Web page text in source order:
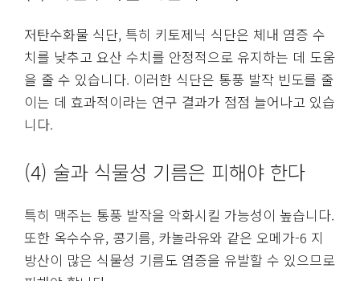
저탄수화물 식단, 특히 키토제닉 식단은 체내 염증 수
치를 낮추고 요산 수치를 안정적으로 유지하는 데 도움
을 줄 수 있습니다. 이러한 식단은 통풍 발작 빈도를 줄
이는 데 효과적이라는 연구 결과가 점점 늘어나고 있습
니다.
(4) 술과 식물성 기름은 피해야 한다
특히 맥주는 통풍 발작을 악화시킬 가능성이 높습니다.
또한 옥수수유, 콩기름, 카놀라유와 같은 오메가-6 지
방산이 많은 식물성 기름도 염증을 유발할 수 있으므로